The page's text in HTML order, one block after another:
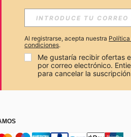
PARA RECIBIR OFERTAS
Al registrarse, acepta nuestra
condiciones.
Me gustaría recibir ofertas
por correo electrónico.
para cancelar la